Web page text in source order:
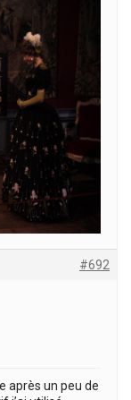
#692
après un peu de